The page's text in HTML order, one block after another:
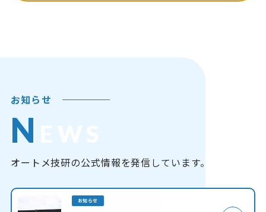
お知らせ
N
オートメ技研の公式情報を発信しています。
お知らせ